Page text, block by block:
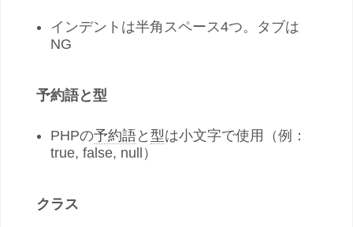
インデントは半角スペース4つ。タブは
NG
予約語と型
PHPの予約語と 型は小文字で使用（例：
true, false, null）
クラス